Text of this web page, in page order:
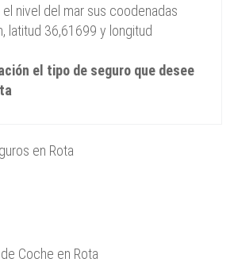
nivel del mar sus coodenadas
latitud 36,61699 y longitud
el tipo de seguro que desee